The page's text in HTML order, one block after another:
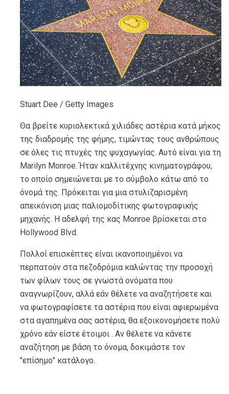
Stuart Dee / Getty Images
Θα βρείτε κυριολεκτικά χιλιάδες αστέρια κατά μήκος
της διαδρομής της φήμης, τιμώντας τους ανθρώπους
σε όλες τις πτυχές της ψυχαγωγίας. Αυτό είναι για τη
Marilyn Monroe. Ήταν καλλιτέχνης κινηματογράφου,
το οποίο σημειώνεται με το σύμβολο κάτω από το
όνομά της. Πρόκειται για μια στυλιζαρισμένη
απεικόνιση μιας παλιομοδίτικης φωτογραφικής
μηχανής. Η αδελφή της κας Monroe βρίσκεται στο
Hollywood Blvd.
Πολλοί επισκέπτες είναι ικανοποιημένοι να
περπατούν στα πεζοδρόμια καλώντας την προσοχή
των φίλων τους σε γνωστά ονόματα που
αναγνωρίζουν, αλλά εάν θέλετε να αναζητήσετε και
να φωτογραφίσετε τα αστέρια που είναι αφιερωμένα
στα αγαπημένα σας αστέρια, θα εξοικονομήσετε πολύ
χρόνο εάν είστε έτοιμοι . Αν θέλετε να κάνετε
αναζήτηση με βάση το όνομα, δοκιμάστε τον
"επίσημο" κατάλογο.